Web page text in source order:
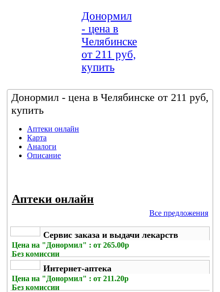
Донормил
- цена в
Челябинске
от 211 руб,
купить
Донормил - цена в Челябинске от 211 руб,
купить
Аптеки онлайн
Карта
Аналоги
Описание
Аптеки онлайн
Все предложения
Сервис заказа и выдачи лекарств
Цена на "Донормил" : от 265.00р
Без комиссии
Интернет-аптека
Цена на "Донормил" : от 211.20р
Без комиссии